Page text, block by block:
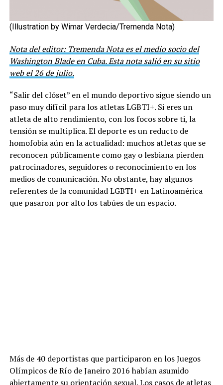
(Illustration by Wimar Verdecia/Tremenda Nota)
Nota del editor: Tremenda Nota es el medio socio del
Washington Blade en Cuba. Esta nota salió en su sitio
web el 26 de julio.
“Salir del clóset” en el mundo deportivo sigue siendo un
paso muy difícil para los atletas LGBTI+. Si eres un
atleta de alto rendimiento, con los focos sobre ti, la
tensión se multiplica. El deporte es un reducto de
homofobia aún en la actualidad: muchos atletas que se
reconocen públicamente como gay o lesbiana pierden
patrocinadores, seguidores o reconocimiento en los
medios de comunicación. No obstante, hay algunos
referentes de la comunidad LGBTI+ en Latinoamérica
que pasaron por alto los tabúes de un espacio.
Más de 40 deportistas que participaron en los Juegos
Olímpicos de Río de Janeiro 2016 habían asumido
abiertamente su orientación sexual. Los casos de atletas